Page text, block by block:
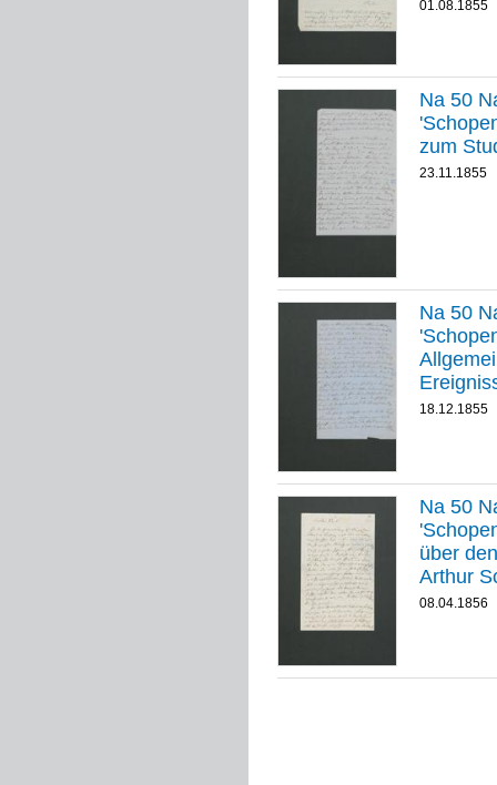
01.08.1855
Na 50
zum
23.11.1855
Na 50
18.12.1855
Na 50
über
Arthur
08.04.1856